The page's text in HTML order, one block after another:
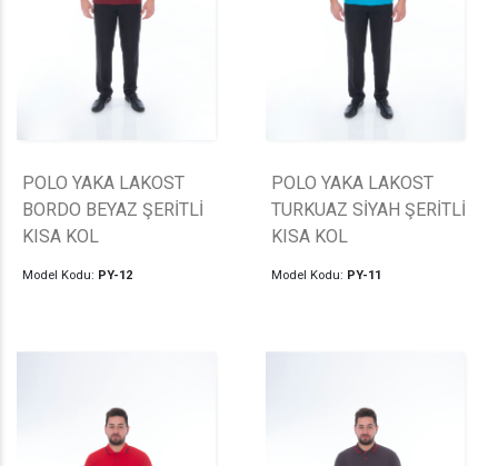
POLO YAKA LAKOST
BORDO BEYAZ ŞERİTLİ
KISA KOL
Model Kodu: PY-12
POLO YAKA LAKOST
TURKUAZ SİYAH ŞERİTLİ
KISA KOL
Model Kodu: PY-11